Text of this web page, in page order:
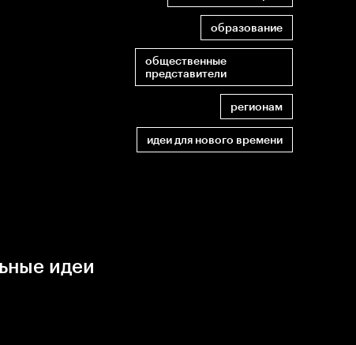
образование
общественные
представители
регионам
идеи для нового времени
идеи